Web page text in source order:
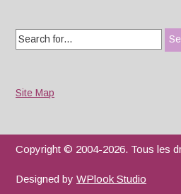
Search
for:
Site Map
Copyright © 2004-2026. Tous les
Designed byWPlook Studio